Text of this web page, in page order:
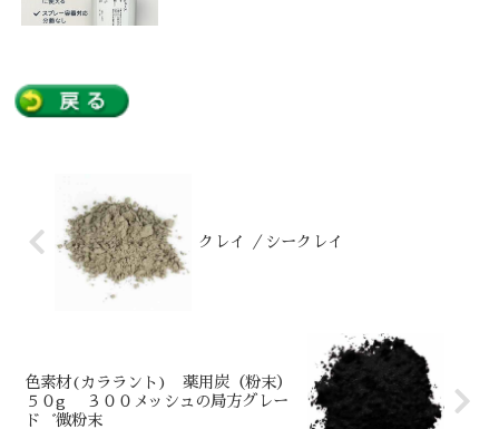
クレイ ／シークレイ
色素材(カララント) 薬用炭（粉末）
５０g ３００メッシュの局方グレー
ド゛微粉末